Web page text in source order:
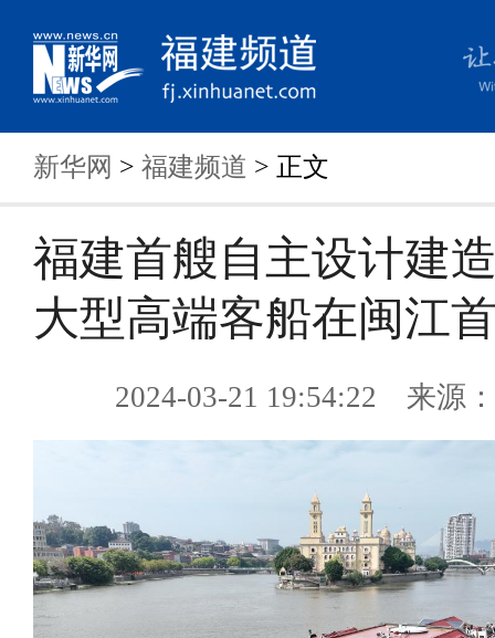
新华网 > 福建频道 > 正文
福建首艘自主设计建
大型高端客船在闽江
2024-03-21 19:54:22 来源